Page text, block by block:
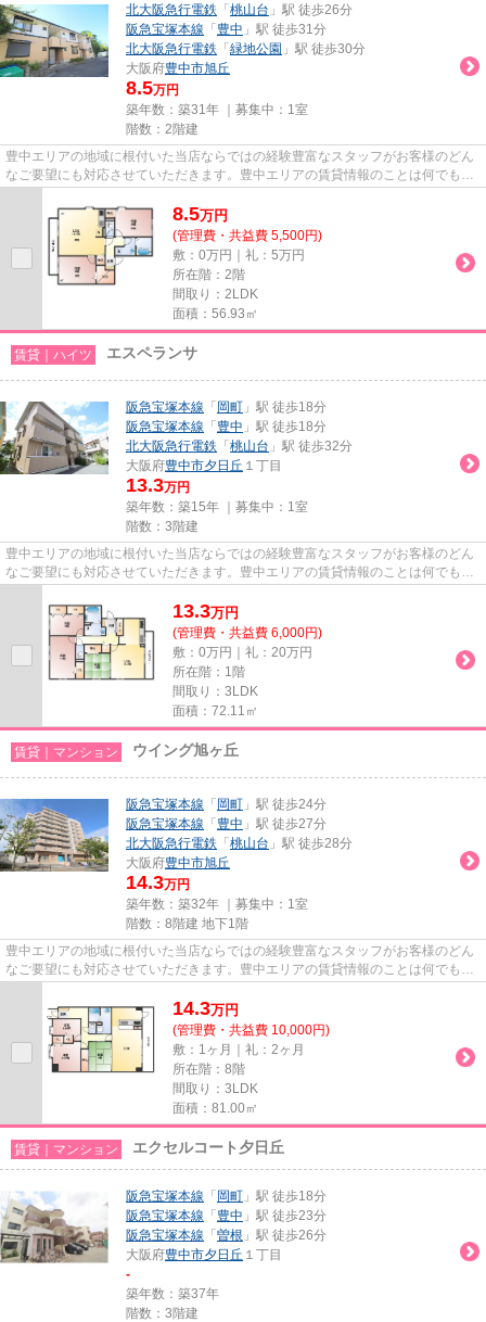
北大阪急行電鉄 「 桃山台 」駅 徒歩26分
阪急宝塚本線 「 豊中 」駅 徒歩31分
北大阪急行電鉄 「 緑地公園 」駅 徒歩30分
大阪府豊中市旭丘
8.5万円
築年数：築31年 ｜募集中： 1室
階数：2階建
豊中エリアの地域に根付いた当店ならではの経験豊富なスタッフがお客様のどん
なご要望にも対応させていただきます。豊中エリアの賃貸情報のことは何でもお
8.5万円
(管理費・共益費 5,500円)
敷：0万円｜礼：5万円
所在階：2階
間取り：2LDK
面積：56.93㎡
賃貸｜ハイツ エスペランサ
阪急宝塚本線 「 岡町 」駅 徒歩18分
阪急宝塚本線 「 豊中 」駅 徒歩18分
北大阪急行電鉄 「 桃山台 」駅 徒歩32分
大阪府豊中市夕日丘 １丁目
13.3万円
築年数：築15年 ｜募集中： 1室
階数：3階建
豊中エリアの地域に根付いた当店ならではの経験豊富なスタッフがお客様のどん
なご要望にも対応させていただきます。豊中エリアの賃貸情報のことは何でもお
13.3万円
(管理費・共益費 6,000円)
敷：0万円｜礼：20万円
所在階：1階
間取り：3LDK
面積：72.11㎡
賃貸｜マンション ウイング旭ヶ丘
阪急宝塚本線 「 岡町 」駅 徒歩24分
阪急宝塚本線 「 豊中 」駅 徒歩27分
北大阪急行電鉄 「 桃山台 」駅 徒歩28分
大阪府豊中市旭丘
14.3万円
築年数：築32年 ｜募集中： 1室
階数：8階建 地下1階
豊中エリアの地域に根付いた当店ならではの経験豊富なスタッフがお客様のどん
なご要望にも対応させていただきます。豊中エリアの賃貸情報のことは何でもお
14.3万円
(管理費・共益費 10,000円)
敷：1ヶ月｜礼：2ヶ月
所在階：8階
間取り：3LDK
面積：81.00㎡
賃貸｜マンション エクセルコート夕日丘
阪急宝塚本線 「 岡町 」駅 徒歩18分
阪急宝塚本線 「 豊中 」駅 徒歩23分
阪急宝塚本線 「 曽根 」駅 徒歩26分
大阪府豊中市夕日丘 １丁目
-
築年数：築37年
階数：3階建